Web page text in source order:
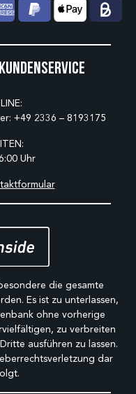
+49 2336 – 8193175
Uhr
die gesamte
Es ist zu unterlassen,
ohne vorherige
zu verbreiten
ausführen zu lassen.
dar